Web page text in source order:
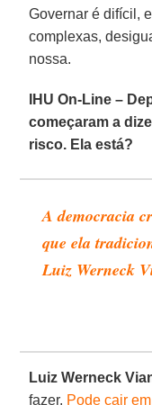
Governar é difícil,
complexas,
nossa.
IHU On-Line –
começaram a
risco. Ela está?
A democracia
que ela
Luiz Werneck
Luiz Werneck
fazer. Pode cair